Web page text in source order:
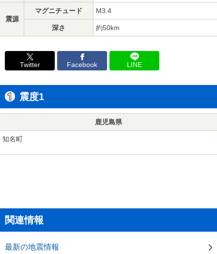
震源
マグニチュード M3.4
深さ 約50km
Twitter Facebook LINE
震度1
鹿児島県
知名町
関連情報
最新の地震情報